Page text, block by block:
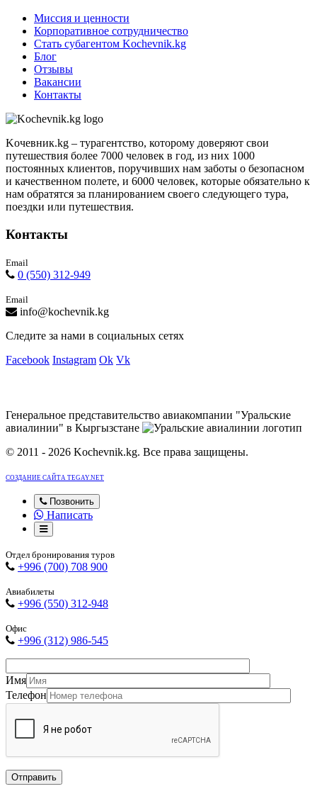
Миссия и ценности
Корпоративное сотрудничество
Стать субагентом Kochevnik.kg
Блог
Отзывы
Вакансии
Контакты
Kочевник.kg – турагентство, которому доверяют свои
путешествия более 7000 человек в год, из них 1000
постоянных клиентов, поручивших нам заботы о безопасном
и качественном полете, и 6000 человек, которые обязательно к
нам обратятся за планированием своего следующего тура,
поездки или путешествия.
Контакты
Email
0 (550) 312-949
Email
info@kochevnik.kg
Следите за нами в социальных сетях
Facebook Instagram Ok Vk
Генеральное представительство авиакомпании "Уральские
авиалинии" в Кыргызстане
© 2011 - 2026 Kochevnik.kg. Все права защищены.
СОЗДАНИЕ САЙТА TEGAY.NET
Позвонить
Написать
Отдел бронирования туров
+996 (700) 708 900
Авиабилеты
+996 (550) 312-948
Офис
+996 (312) 986-545
Имя
Телефон
Отправить